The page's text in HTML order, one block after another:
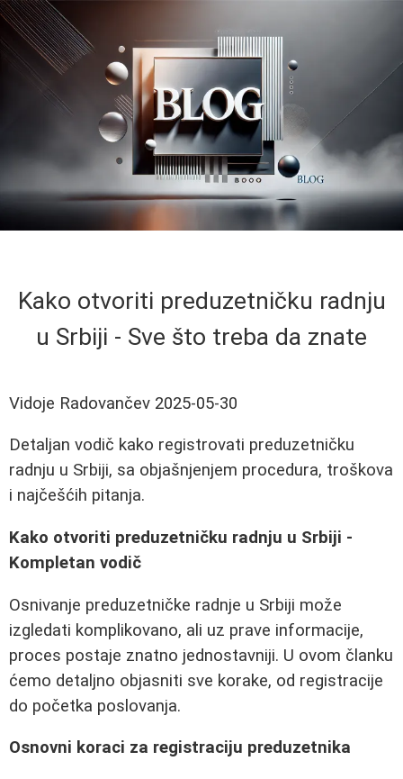
Kako otvoriti preduzetničku radnju
u Srbiji - Sve što treba da znate
Vidoje Radovančev 2025-05-30
Detaljan vodič kako registrovati preduzetničku
radnju u Srbiji, sa objašnjenjem procedura, troškova
i najčešćih pitanja.
Kako otvoriti preduzetničku radnju u Srbiji -
Kompletan vodič
Osnivanje preduzetničke radnje u Srbiji može
izgledati komplikovano, ali uz prave informacije,
proces postaje znatno jednostavniji. U ovom članku
ćemo detaljno objasniti sve korake, od registracije
do početka poslovanja.
Osnovni koraci za registraciju preduzetnika